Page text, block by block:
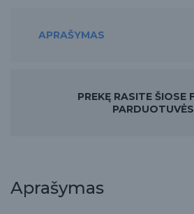
APRAŠYMAS
PREKĘ RASITE ŠIOSE
Aprašymas